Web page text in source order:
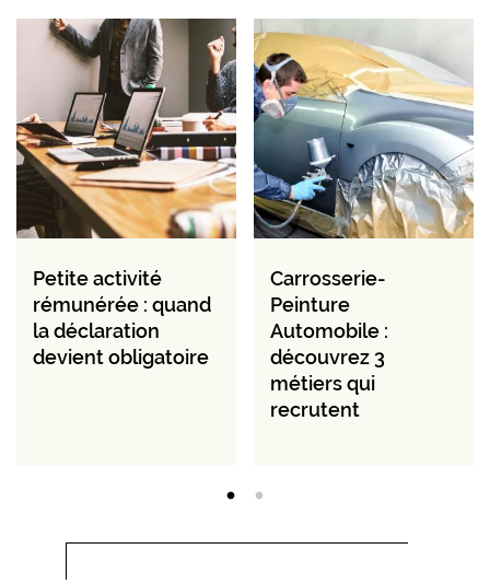
Petite activité
rémunérée : quand
la déclaration
devient obligatoire
Carrosserie-
Peinture
Automobile :
découvrez 3
métiers qui
recrutent